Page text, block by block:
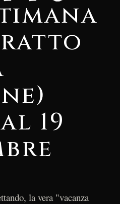
19
la vera "vacanza